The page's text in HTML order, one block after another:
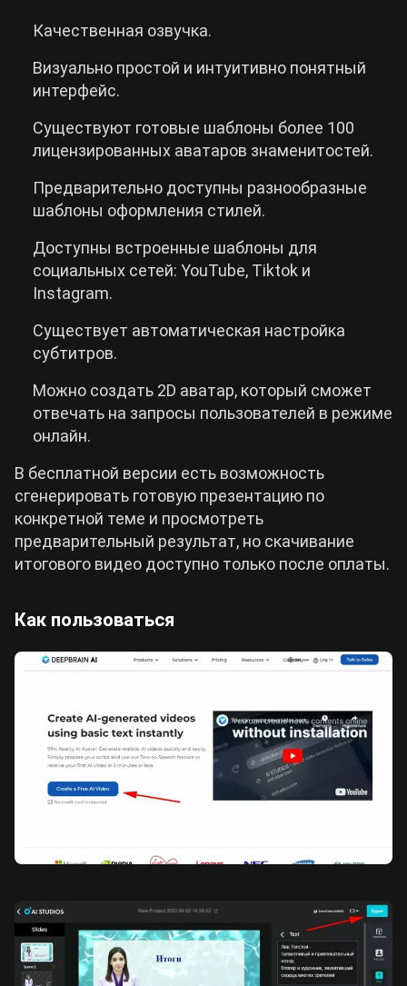
Качественная озвучка.
Визуально простой и интуитивно понятный
интерфейс.
Существуют готовые шаблоны более 100
лицензированных аватаров знаменитостей.
Предварительно доступны разнообразные
шаблоны оформления стилей.
Доступны встроенные шаблоны для
социальных сетей: YouTube, Tiktok и
Instagram.
Существует автоматическая настройка
субтитров.
Можно создать 2D аватар, который сможет
отвечать на запросы пользователей в режиме
онлайн.
В бесплатной версии есть возможность
сгенерировать готовую презентацию по
конкретной теме и просмотреть
предварительный результат, но скачивание
итогового видео доступно только после оплаты.
Как пользоваться